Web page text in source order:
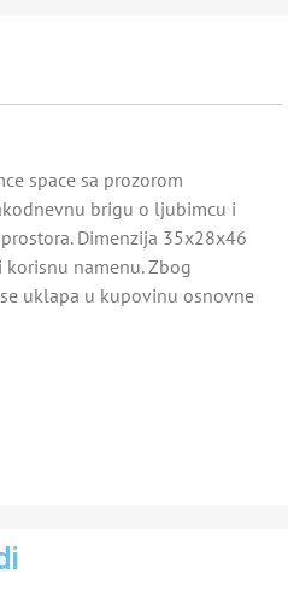
space sa prozorom
brigu o ljubimcu i
Dimenzija 35x28x46
namenu. Zbog
uklapa u kupovinu osnovne